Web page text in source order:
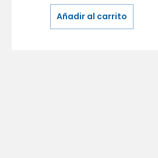
Añadir al carrito